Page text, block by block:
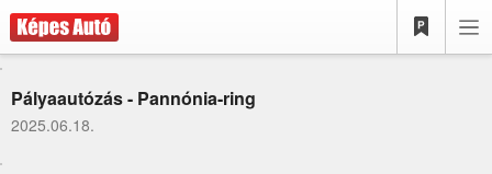
Pályaautózás - Pannónia-ring
2025.06.18.